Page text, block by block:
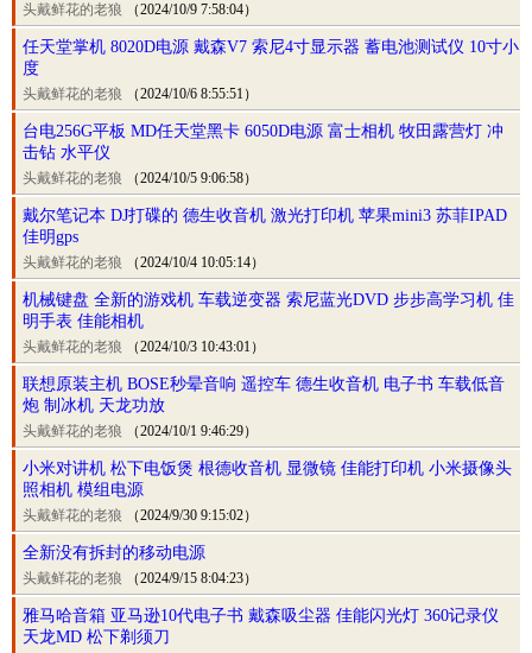
头戴鲜花的老狼 （2024/10/9 7:58:04）
任天堂掌机 8020D电源 戴森V7 索尼4寸显示器 蓄电池测试仪 10寸小
度
头戴鲜花的老狼 （2024/10/6 8:55:51）
台电256G平板 MD任天堂黑卡 6050D电源 富士相机 牧田露营灯 冲
击钻 水平仪
头戴鲜花的老狼 （2024/10/5 9:06:58）
戴尔笔记本 DJ打碟的 德生收音机 激光打印机 苹果mini3 苏菲IPAD
佳明gps
头戴鲜花的老狼 （2024/10/4 10:05:14）
机械键盘 全新的游戏机 车载逆变器 索尼蓝光DVD 步步高学习机 佳
明手表 佳能相机
头戴鲜花的老狼 （2024/10/3 10:43:01）
联想原装主机 BOSE秒晕音响 遥控车 德生收音机 电子书 车载低音
炮 制冰机 天龙功放
头戴鲜花的老狼 （2024/10/1 9:46:29）
小米对讲机 松下电饭煲 根德收音机 显微镜 佳能打印机 小米摄像头
照相机 模组电源
头戴鲜花的老狼 （2024/9/30 9:15:02）
全新没有拆封的移动电源
头戴鲜花的老狼 （2024/9/15 8:04:23）
雅马哈音箱 亚马逊10代电子书 戴森吸尘器 佳能闪光灯 360记录仪
天龙MD 松下剃须刀